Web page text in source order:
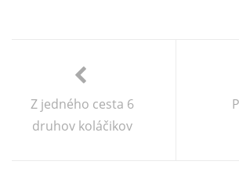
Z jedného cesta 6
druhov koláčikov